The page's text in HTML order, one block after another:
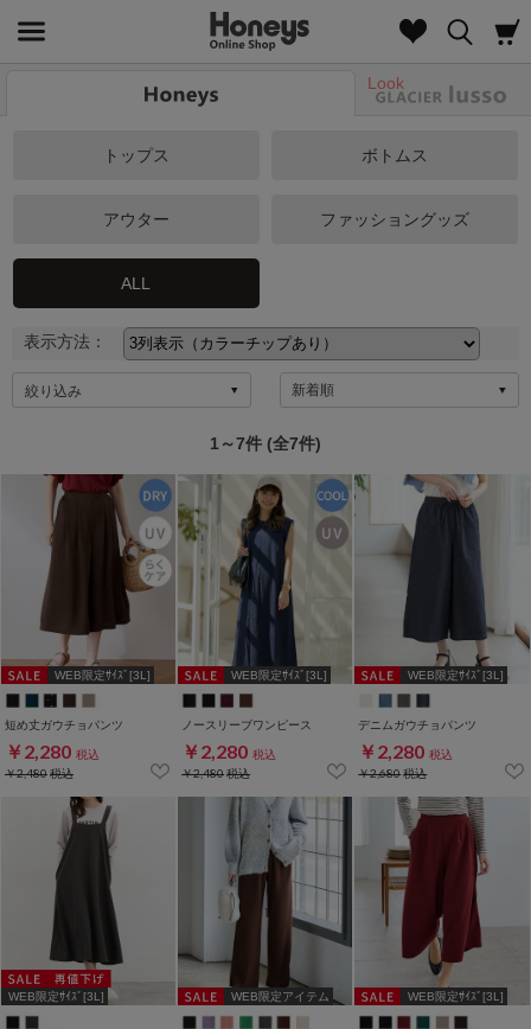
Look
トップス ボトムス
アウター ファッショングッズ
ALL
表示方法：
絞り込み
1～7件 (全7件)
WEB限定ｻｲｽﾞ[3L]
短め丈ガウチョパンツ
￥2,280 税込
￥2,480税込
WEB限定ｻｲｽﾞ[3L]
ノースリーブワンピース
￥2,280 税込
￥2,480税込
WEB限定ｻｲｽﾞ[3L]
デニムガウチョパンツ
￥2,280 税込
￥2,680税込
WEB限定ｻｲｽﾞ[3L] WEB限定アイテム WEB限定ｻｲｽﾞ[3L]